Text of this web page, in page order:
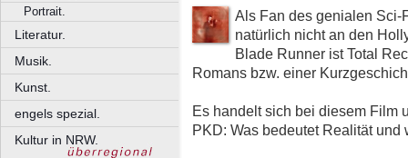
Portrait.
Literatur.
Musik.
Kunst.
engels spezial.
Kultur in NRW.
Als Fan des genialen Sci-
natürlich nicht an den
Blade Runner ist Total
Romans bzw. einer
Es handelt sich bei diesem Film
PKD: Was bedeutet Realität